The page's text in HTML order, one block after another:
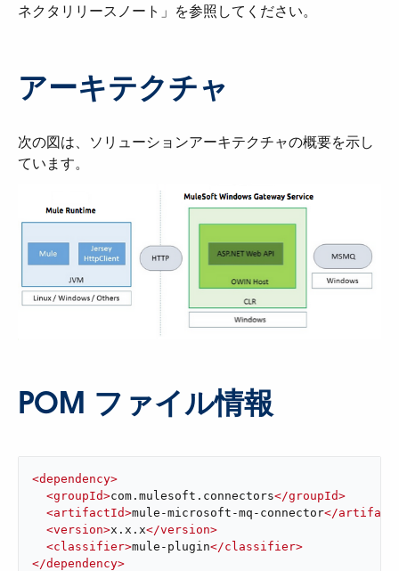
ネクタリリースノート」を参照してください。
アーキテクチャ
次の図は、ソリューションアーキテクチャの概要を示し
ています。
POM ファイル情報
<dependency>
<groupId>com.mulesoft.connectors</groupId>
<artifactId>mule-microsoft-mq-connector</
<version>x.x.x</version>
<classifier>mule-plugin</classifier>
</dependency>